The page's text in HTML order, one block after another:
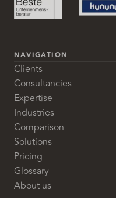
NAVIGATION
Clients
Consultancies
Expertise
Industries
Comparison
Solutions
Pricing
Glossary
About us